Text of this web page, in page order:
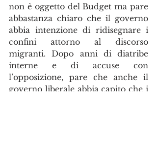
non è oggetto del Budget ma pare
abbastanza chiaro che il governo
abbia intenzione di ridisegnare i
confini attorno al discorso
migranti. Dopo anni di diatribe
interne e di accuse con
l’opposizione, pare che anche il
governo liberale abbia capito che i